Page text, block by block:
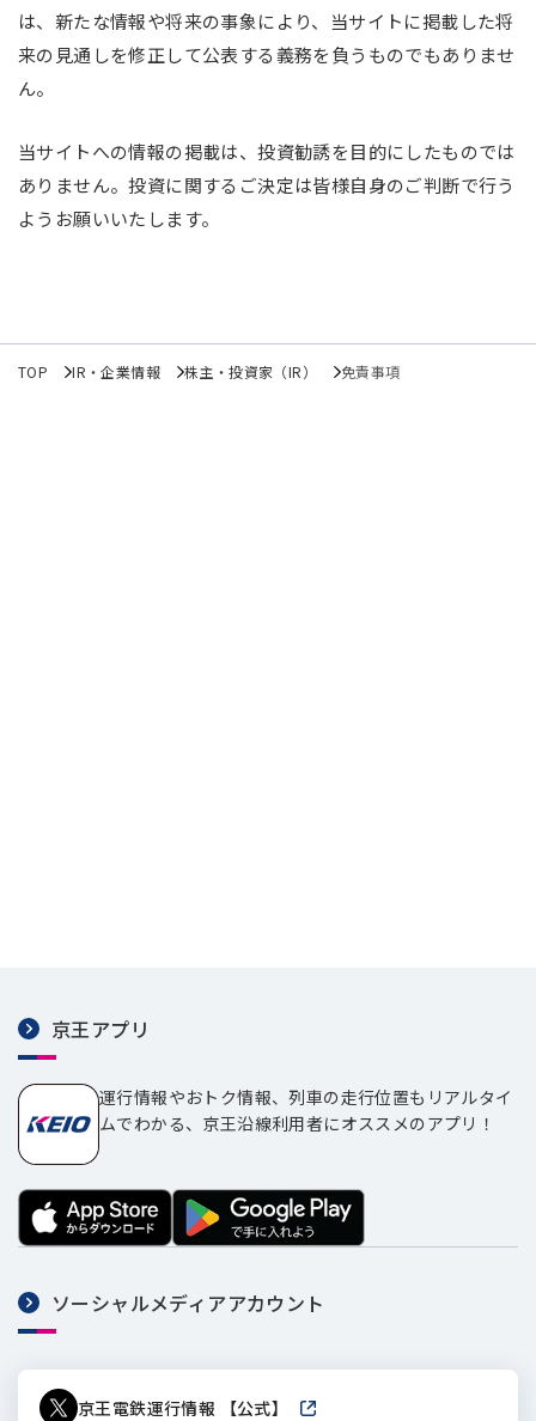
は、新たな情報や将来の事象により、当サイトに掲載した将
来の見通しを修正して公表する義務を負うものでもありませ
ん。
当サイトへの情報の掲載は、投資勧誘を目的にしたものでは
ありません。投資に関するご決定は皆様自身のご判断で行う
ようお願いいたします。
TOP IR・企業情報 株主・投資家（IR） 免責事項
京王アプリ
運行情報やおトク情報、列車の走行位置もリアルタイ
ムでわかる、京王沿線利用者にオススメのアプリ！
ソーシャルメディアアカウント
京王電鉄運行情報 【公式】 新しいウィンドウで開きます